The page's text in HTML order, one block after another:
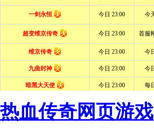
热血传奇网页游戏